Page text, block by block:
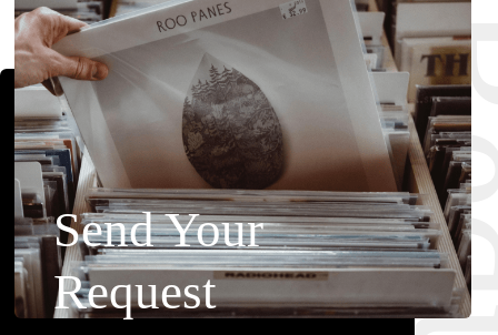
Send Your
Request